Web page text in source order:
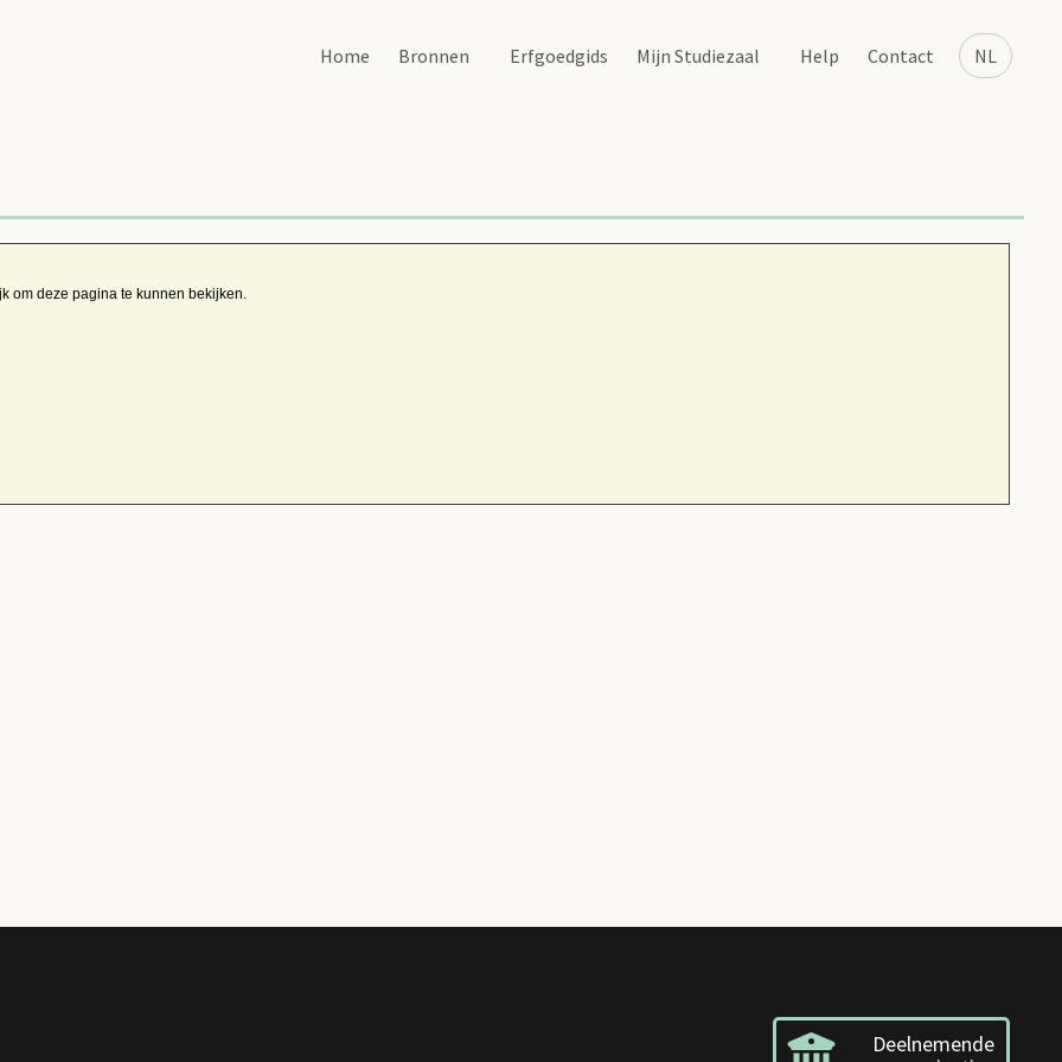
NL
Home Bronnen Erfgoedgids Mijn Studiezaal Help Contact
om deze pagina te kunnen bekijken.
Deelnemende